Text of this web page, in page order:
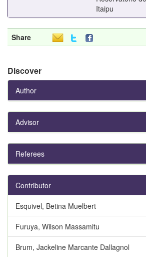
Itaipu
Share
Discover
Author
Advisor
Referees
Contributor
Esquivel, Betina Muelbert
Furuya, Wilson Massamitu
Brum, Jackeline Marcante Dallagnol